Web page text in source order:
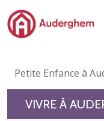
Passer au contenu
Événements et vie
eGuichet
Petite Enfance à
VIVRE À